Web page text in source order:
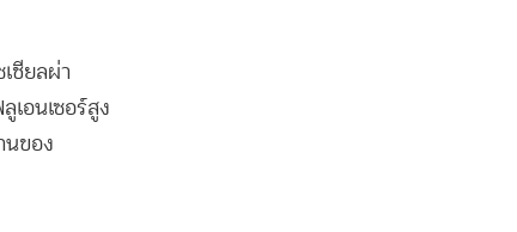
ชียลผ่า
เอนเซอร์สูง
นของ